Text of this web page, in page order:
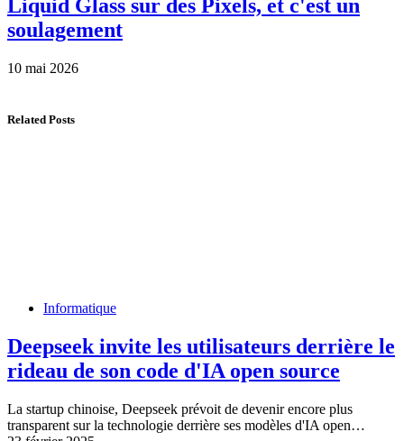
Liquid Glass sur des Pixels, et c'est un
soulagement
10 mai 2026
Related Posts
Informatique
Deepseek invite les utilisateurs derrière le
rideau de son code d'IA open source
La startup chinoise, Deepseek prévoit de devenir encore plus
transparent sur la technologie derrière ses modèles d'IA open…